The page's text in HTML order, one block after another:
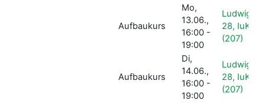
Aufbaukurs
Mo,
13.06.,
16:00 -
19:00
28, IuK-
(207)
Aufbaukurs
Di,
14.06.,
16:00 -
19:00
28, IuK-
(207)